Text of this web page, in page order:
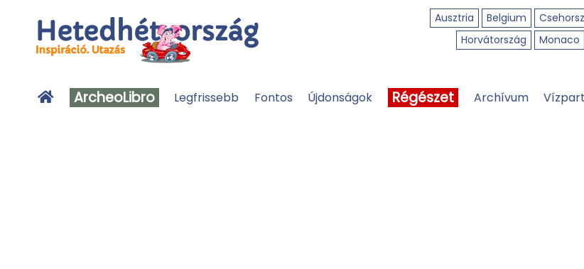
Ausztria Belgium
Horvátország
Monaco
ArcheoLibro Legfrissebb Fontos Újdonságok Régészet Archívum